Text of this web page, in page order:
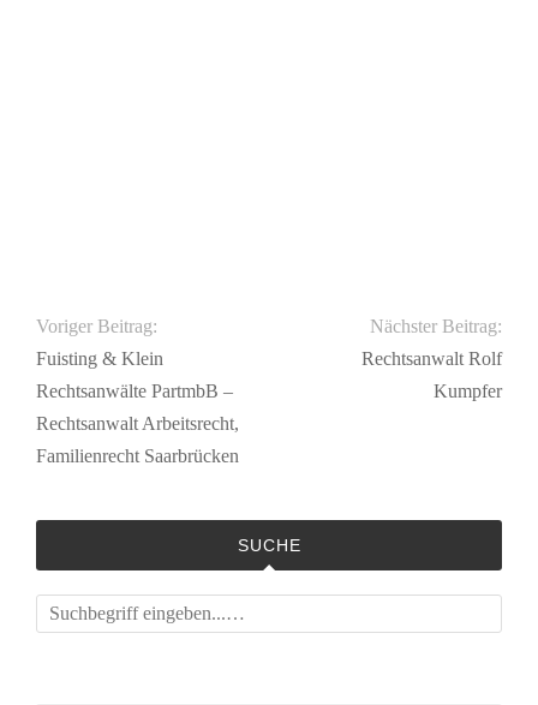
Voriger Beitrag:
Fuisting & Klein
Rechtsanwälte PartmbB –
Rechtsanwalt Arbeitsrecht,
Familienrecht Saarbrücken
Nächster Beitrag:
Rechtsanwalt Rolf
Kumpfer
SUCHE